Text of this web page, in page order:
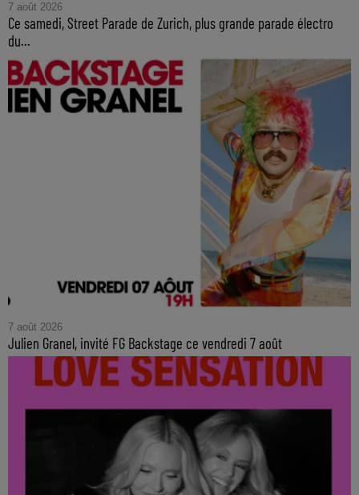
7 août 2026
Ce samedi, Street Parade de Zurich, plus grande parade électro
du...
7 août 2026
Julien Granel, invité FG Backstage ce vendredi 7 août